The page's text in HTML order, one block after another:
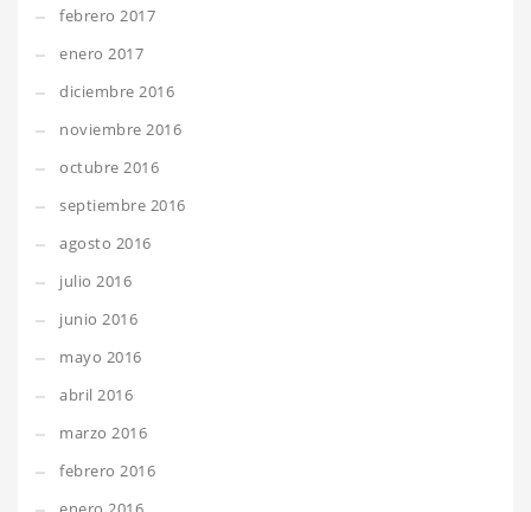
febrero 2017
enero 2017
diciembre 2016
noviembre 2016
octubre 2016
septiembre 2016
agosto 2016
julio 2016
junio 2016
mayo 2016
abril 2016
marzo 2016
febrero 2016